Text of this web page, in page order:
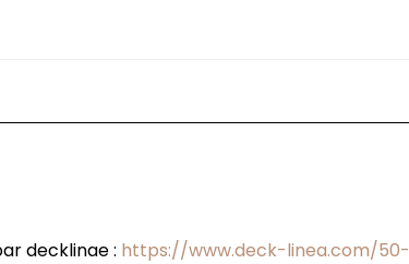
decklinae : https://www.deck-linea.com/50-